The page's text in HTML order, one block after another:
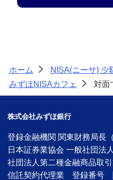
ホーム > NISA(ニーサ) 少
みずほNISAカフェ
> 対面
株式会社みずほ銀行
登録金融機関 関東財務局
日本証券業協会 一般社団
社団法人第二種金融商品取
信託契約代理業 登録番号